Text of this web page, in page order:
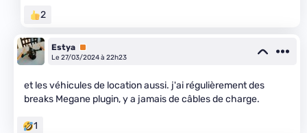
2
Estya Premium
Le 27/03/2024 à 22h23
et les véhicules de location aussi. j'ai régulièrement des
breaks Megane plugin, y a jamais de câbles de charge.
1